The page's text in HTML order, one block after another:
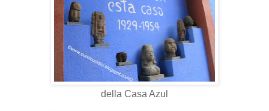
della Casa Azul